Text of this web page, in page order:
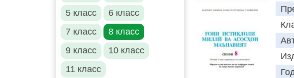
5 класс
6 класс
7 класс
8 класс
9 класс
10 класс
11 класс